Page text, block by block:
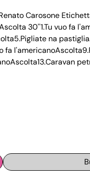
Carosone
30''1.Tu vuo fa
na